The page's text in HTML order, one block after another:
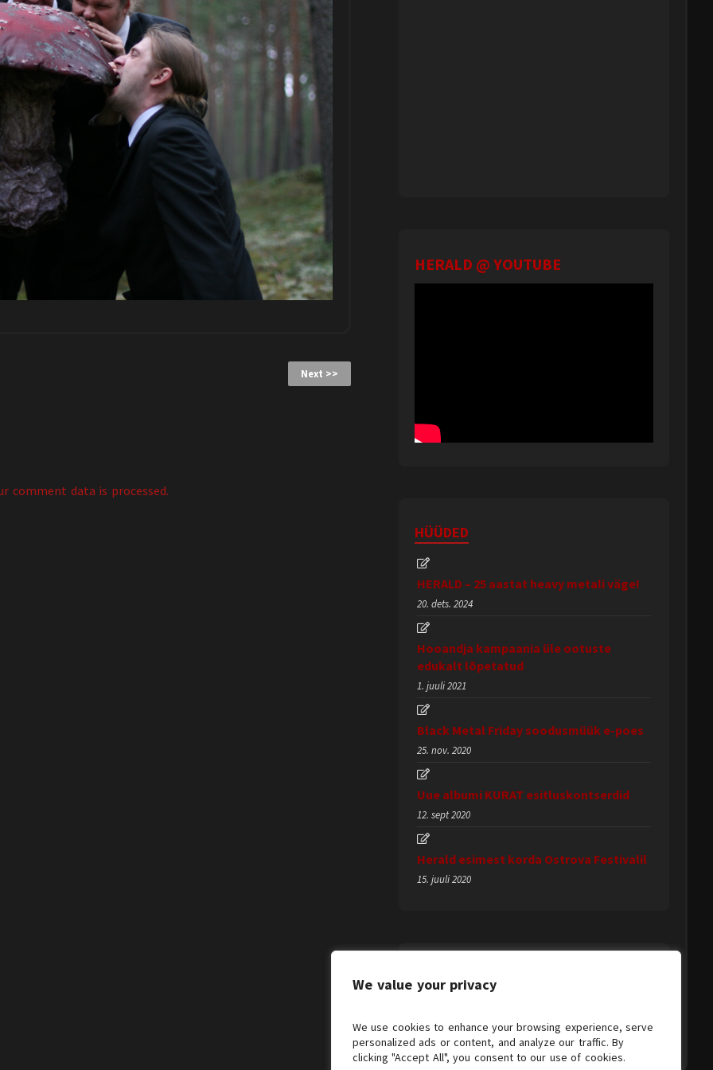
We value your privacy
We use cookies to enhance your browsing experience, serve
personalized ads or content, and analyze our traffic. By
clicking "Accept All", you consent to our use of cookies.
Next >>
comment data is processed.
HERALD @ YOUTUBE
HÜÜDED
HERALD – 25 aastat heavy metali väge!
20. dets. 2024
Hooandja kampaania üle ootuste
edukalt lõpetatud
1. juuli 2021
Black Metal Friday soodusmüük e-poes
25. nov. 2020
Uue albumi KURAT esitluskontserdid
12. sept 2020
Herald esimest korda Ostrova Festivalil
15. juuli 2020